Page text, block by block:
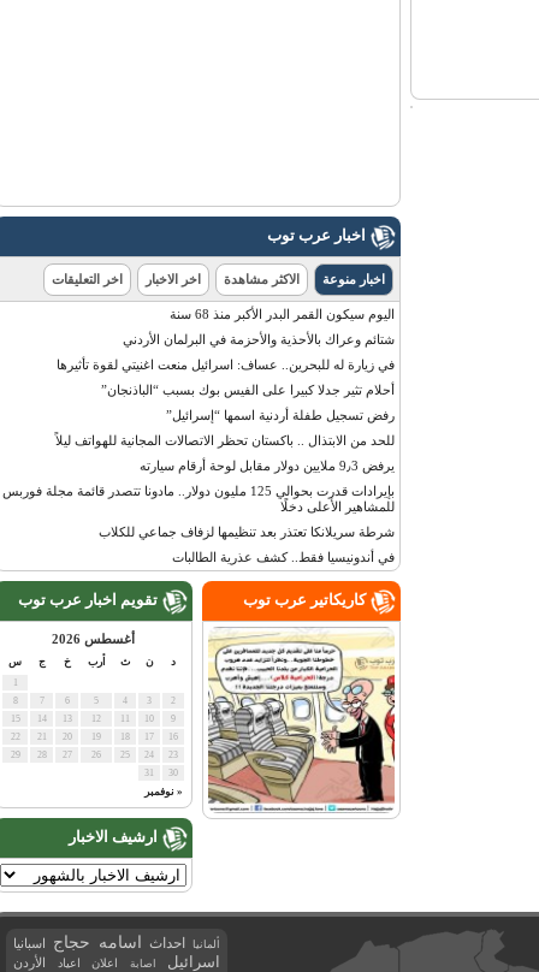
اخبار عرب توب
اخبار منوعة الاكثر مشاهدة اخر الاخبار اخر التعليقات
اليوم سيكون القمر البدر الأكبر منذ 68 سنة
شتائم وعراك بالأحذية والأحزمة في البرلمان الأردني
في زيارة له للبحرين.. عساف: اسرائيل منعت اغنيتي لقوة تأثيرها
أحلام تثير جدلا كبيرا على الفيس بوك بسبب “الباذنجان”
رفض تسجيل طفلة أردنية اسمها “إسرائيل”
للحد من الابتذال .. باكستان تحظر الاتصالات المجانية للهواتف ليلاً
يرفض 9٫3 ملايين دولار مقابل لوحة أرقام سيارته
بإيرادات قدرت بحوالي 125 مليون دولار.. مادونا تتصدر قائمة مجلة فوربس
للمشاهير الأعلى دخلًا
شرطة سريلانكا تعتذر بعد تنظيمها لزفاف جماعي للكلاب
في أندونيسيا فقط.. كشف عذرية الطالبات
تقويم اخبار عرب توب
أغسطس 2026
أرب س
« نوفمبر
ارشيف الاخبار
كاريكاتير عرب توب
ألمانيا احداث اسامه حجاج اسبانيا
اسرائيل اصابة اعلان اعياد الأردن